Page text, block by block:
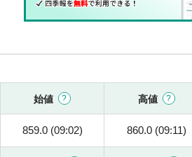
始値 高値
859.0 (09:02) 860.0 (09:11)